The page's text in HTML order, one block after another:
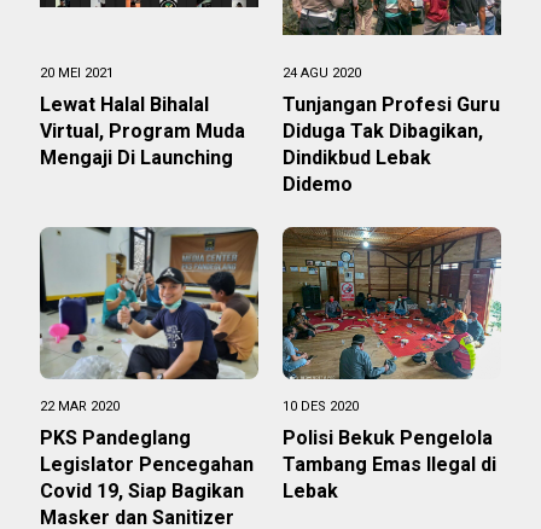
20 MEI 2021
Lewat Halal Bihalal
Virtual, Program Muda
Mengaji Di Launching
24 AGU 2020
Tunjangan Profesi Guru
Diduga Tak Dibagikan,
Dindikbud Lebak
Didemo
22 MAR 2020
PKS Pandeglang
Legislator Pencegahan
Covid 19, Siap Bagikan
Masker dan Sanitizer
10 DES 2020
Polisi Bekuk Pengelola
Tambang Emas Ilegal di
Lebak